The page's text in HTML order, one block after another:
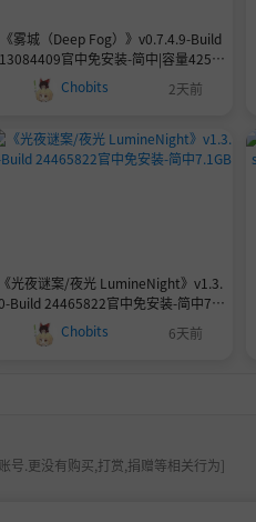
《雾城（Deep Fog）》v0.7.4.9-Build
13084409官中免安装-简中|容量425.0
Chobits 2天前
《光夜谜案/夜光 LumineNight》v1.3.
Build 24465822官中免安装-简中7.1
Chobits 6天前
号.更没有购买,打赏,捐赠等相关行为]